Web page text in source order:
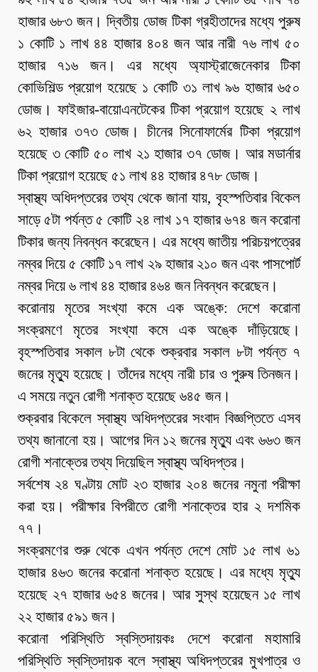
হাজার ৬৮৩ জন। দ্বিতীয় ডোজ টিকা গ্রহীতাদের মধ্যে পুরুষ
১ কোটি ১ লাখ ৪৪ হাজার ৪০৪ জন আর নারী ৭৬ লাখ ৫০
হাজার ৭১৬ জন। এর মধ্যে অ্যাস্ট্রাজেনেকার টিকা
কোভিশিল্ড প্রয়োগ হয়েছে ১ কোটি ৩১ লাখ ৯৬ হাজার ৬৫০
ডোজ। ফাইজার-বায়োএনটেকের টিকা প্রয়োগ হয়েছে ২ লাখ
৬২ হাজার ৩৭৩ ডোজ। চীনের সিনোফার্মের টিকা প্রয়োগ
হয়েছে ৩ কোটি ৫০ লাখ ২১ হাজার ৩৭ ডোজ। আর মডার্নার
টিকা প্রয়োগ হয়েছে ৫১ লাখ ৪৪ হাজার ৪৭৮ ডোজ।
স্বাস্থ্য অধিদপ্তরের তথ্য থেকে জানা যায়, বৃহস্পতিবার বিকেল
সাড়ে ৫টা পর্যন্ত ৫ কোটি ২৪ লাখ ১৭ হাজার ৬৭৪ জন করোনা
টিকার জন্য নিবন্ধন করেছেন। এর মধ্যে জাতীয় পরিচয়পত্রের
নম্বর দিয়ে ৫ কোটি ১৭ লাখ ২৯ হাজার ২১০ জন এবং পাসপোর্ট
নম্বর দিয়ে ৬ লাখ ৪৪ হাজার ৪৬৪ জন নিবন্ধন করেছেন।
করোনায় মৃতের সংখ্যা কমে এক অঙ্কে: দেশে করোনা
সংক্রমণে মৃতের সংখ্যা কমে এক অঙ্কে দাঁড়িয়েছে।
বৃহস্পতিবার সকাল ৮টা থেকে শুক্রবার সকাল ৮টা পর্যন্ত ৭
জনের মৃত্যু হয়েছে। তাঁদের মধ্যে নারী চার ও পুরুষ তিনজন।
এ সময়ে নতুন রোগী শনাক্ত হয়েছে ৬৪৫ জন।
শুক্রবার বিকেলে স্বাস্থ্য অধিদপ্তরের সংবাদ বিজ্ঞপ্তিতে এসব
তথ্য জানানো হয়। আগের দিন ১২ জনের মৃত্যু এবং ৬৬৩ জন
রোগী শনাক্তের তথ্য দিয়েছিল স্বাস্থ্য অধিদপ্তর।
সর্বশেষ ২৪ ঘণ্টায় মোট ২৩ হাজার ২০৪ জনের নমুনা পরীক্ষা
করা হয়। পরীক্ষার বিপরীতে রোগী শনাক্তের হার ২ দশমিক
৭৭।
সংক্রমণের শুরু থেকে এখন পর্যন্ত দেশে মোট ১৫ লাখ ৬১
হাজার ৪৬৩ জনের করোনা শনাক্ত হয়েছে। এর মধ্যে মৃত্যু
হয়েছে ২৭ হাজার ৬৫৪ জনের। আর সুস্থ হয়েছেন ১৫ লাখ
২২ হাজার ৫৯১ জন।
করোনা পরিস্থিতি স্বস্তিদায়কঃ দেশে করোনা মহামারি
পরিস্থিতি স্বস্তিদায়ক বলে স্বাস্থ্য অধিদপ্তরের মুখপাত্র ও